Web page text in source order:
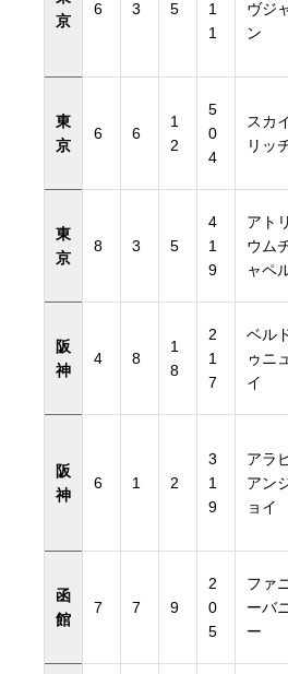
京
6 3 5
1
1
ヴジ
ン
東
京
6 6
1
2
5
0
4
スカ
リッ
東
京
8 3 5
4
1
9
アトリ
ウム
ャペ
阪
神
4 8
1
8
2
1
7
ベル
ゥニュ
イ
阪
神
6 1 2
3
1
9
アラ
アン
ョイ
函
館
7 7 9
2
0
5
ファ
ーバ
ー